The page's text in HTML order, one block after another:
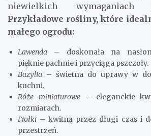
niewielkich wymaganiach
Przykładowe rośliny, które
małego ogrodu:
Lawenda – doskonała na
pięknie pachnie i przyciąga pszczoły.
Bazylia – świetna do uprawy w
kuchni.
Róże miniaturowe– eleganckie
rozmiarach.
Fiołki – kwitną przez długi czas i
przestrzeń.